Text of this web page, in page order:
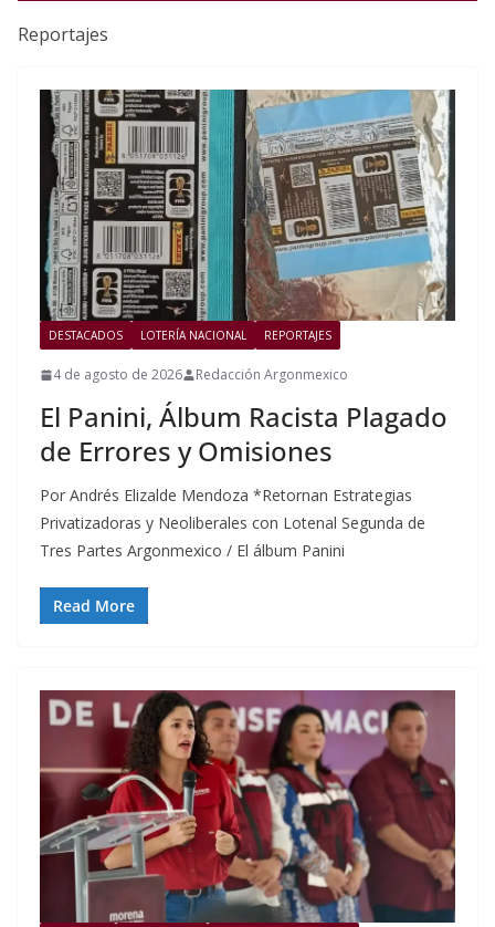
Reportajes
DESTACADOS LOTERÍA NACIONAL REPORTAJES
4 de agosto de 2026 Redacción Argonmexico
El Panini, Álbum Racista Plagado
de Errores y Omisiones
Por Andrés Elizalde Mendoza *Retornan Estrategias
Privatizadoras y Neoliberales con Lotenal Segunda de
Tres Partes Argonmexico / El álbum Panini
Read More